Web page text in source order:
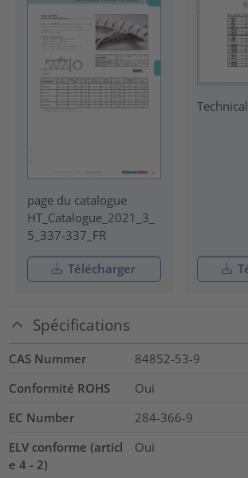
page du catalogue
HT_Catalogue_2021_3_
5_337-337_FR
Télécharger
Spécifications
CAS Nummer
84852-53-9
Conformité ROHS
Oui
EC Number
284-366-9
ELV conforme (articl
e 4 - 2)
Oui